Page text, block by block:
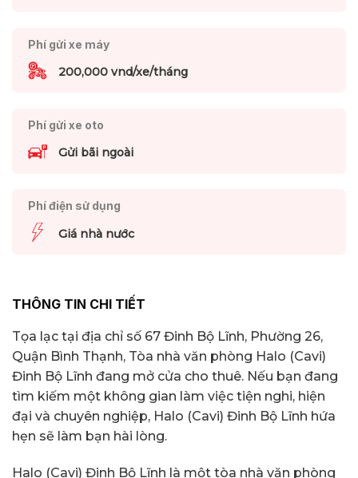
Phí gửi xe máy
200,000 vnd/xe/tháng
Phí gửi xe oto
Gửi bãi ngoài
Phí điện sử dụng
Giá nhà nước
THÔNG TIN CHI TIẾT
Tọa lạc tại địa chỉ số 67 Đinh Bộ Lĩnh, Phường 26,
Quận Bình Thạnh, Tòa nhà văn phòng Halo (Cavi)
Đinh Bộ Lĩnh đang mở cửa cho thuê. Nếu bạn đang
tìm kiếm một không gian làm việc tiện nghi, hiện
đại và chuyên nghiệp, Halo (Cavi) Đinh Bộ Lĩnh hứa
hẹn sẽ làm bạn hài lòng.
Halo (Cavi) Đinh Bộ Lĩnh là một tòa nhà văn phòng